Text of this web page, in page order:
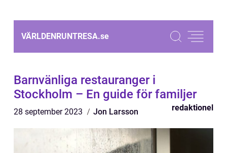
VÄRLDENRUNTRESA.se
Barnvänliga restauranger i
Stockholm – En guide för familjer
28 september 2023 Jon Larsson redaktionel